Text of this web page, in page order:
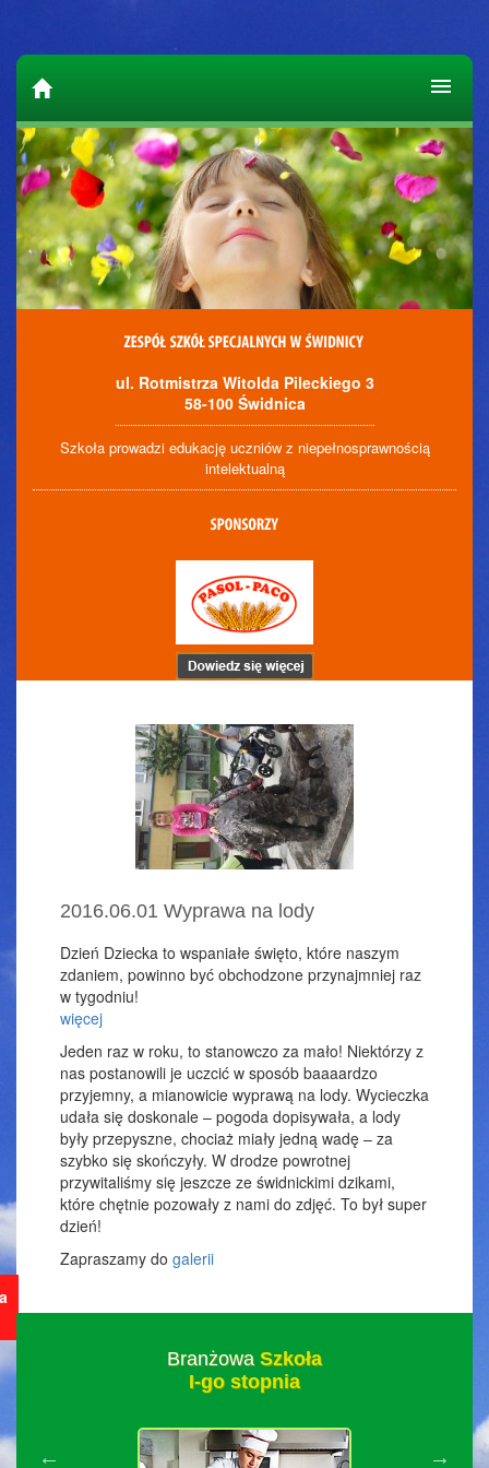
ul. Rotmistrza Witolda Pileckiego 3
58-100 Świdnica
Szkoła prowadzi edukację uczniów z niepełnosprawnością
intelektualną
2016.06.01 Wyprawa na lody
Dzień Dziecka to wspaniałe święto, które naszym
zdaniem, powinno być obchodzone przynajmniej raz
w tygodniu!
więcej
Jeden raz w roku, to stanowczo za mało! Niektórzy z
nas postanowili je uczcić w sposób baaaardzo
przyjemny, a mianowicie wyprawą na lody. Wycieczka
udała się doskonale – pogoda dopisywała, a lody
były przepyszne, chociaż miały jedną wadę – za
szybko się skończyły. W drodze powrotnej
przywitaliśmy się jeszcze ze świdnickimi dzikami,
które chętnie pozowały z nami do zdjęć. To był super
dzień!
Zapraszamy do galerii
Branżowa Szkoła
I-go stopnia